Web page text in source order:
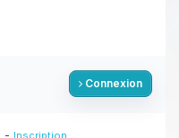
Connexion
- Inscription